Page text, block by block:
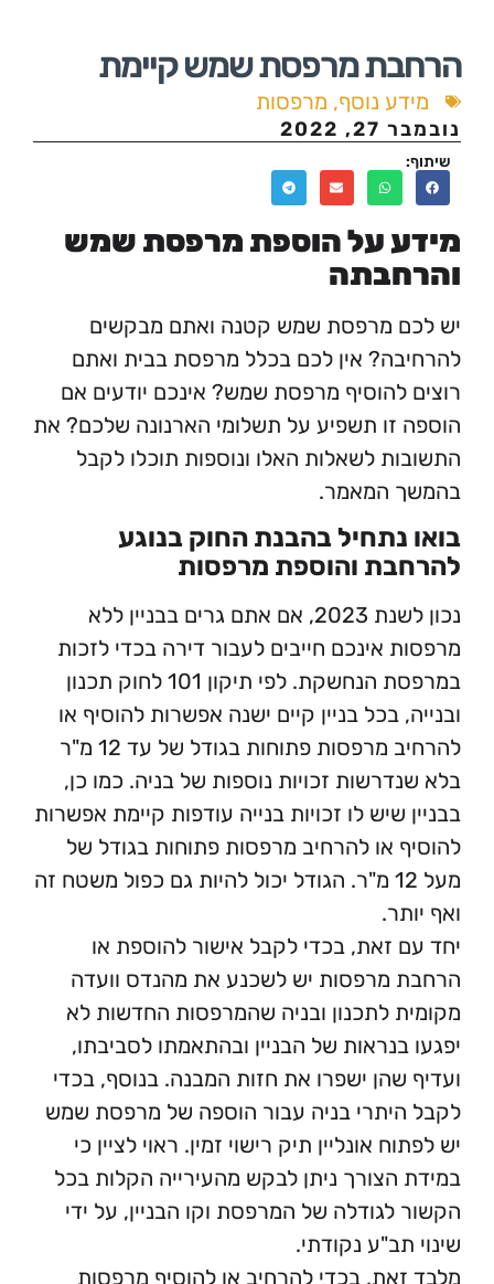
מרפסת שמש קיימת
נוסף,מרפסות
על הוספת מרפסת שמש
מרפסת שמש קטנה ואתם מבקשים
אין לכם בכלל מרפסת בבית ואתם
מרפסת שמש? אינכם יודעים אם
זו תשפיע על תשלומי הארנונה שלכם? את
לשאלות האלו ונוספות תוכלו לקבל
המאמר.
בהבנת החוק בנוגע
והוספת מרפסות
נכון לשנת 2023, אם אתם גרים בבניין ללא
אינכם חייבים לעבור דירה בכדי לזכות
במרפסת הנחשקת. לפי תיקון 101 לחוק תכנון
בכל בניין קיים ישנה אפשרות להוסיף או
להרחיב מרפסות פתוחות בגודל של עד 12 מ"ר
זכויות נוספות של בניה. כמו כן,
שיש לו זכויות בנייה עודפות קיימת אפשרות
או להרחיב מרפסות פתוחות בגודל של
מעל 12 מ"ר. הגודל יכול להיות גם כפול משטח זה
זאת, בכדי לקבל אישור להוספת או
מרפסות יש לשכנע את מהנדס וועדה
לתכנון ובניה שהמרפסות החדשות לא
של הבניין ובהתאמתו לסביבתו,
ישפרו את חזות המבנה. בנוסף, בכדי
בניה עבור הוספה של מרפסת שמש
אונליין תיק רישוי זמין. ראוי לציין כי
ניתן לבקש מהעירייה הקלות בכל
של המרפסת וקו הבניין, על ידי
נקודתי.
בכדי להרחיב או להוסיף מרפסות